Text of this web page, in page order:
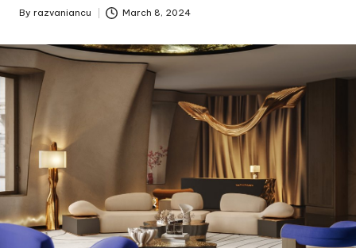
Posted
By razvaniancu March 8, 2024